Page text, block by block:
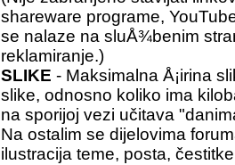
shareware programe,
se nalaze na sluÅ¾benim
reklamiranje.)
SLIKE - Maksimalna Å¡irina
slike, odnosno koliko ima
na sporijoj vezi učitava
Na ostalim se dijelovima
ilustracija teme, posta,